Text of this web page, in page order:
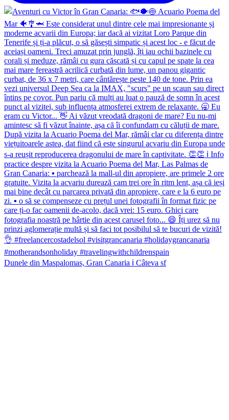
Dunele din Maspalomas, Gran Canaria ℹ️ Câteva sf